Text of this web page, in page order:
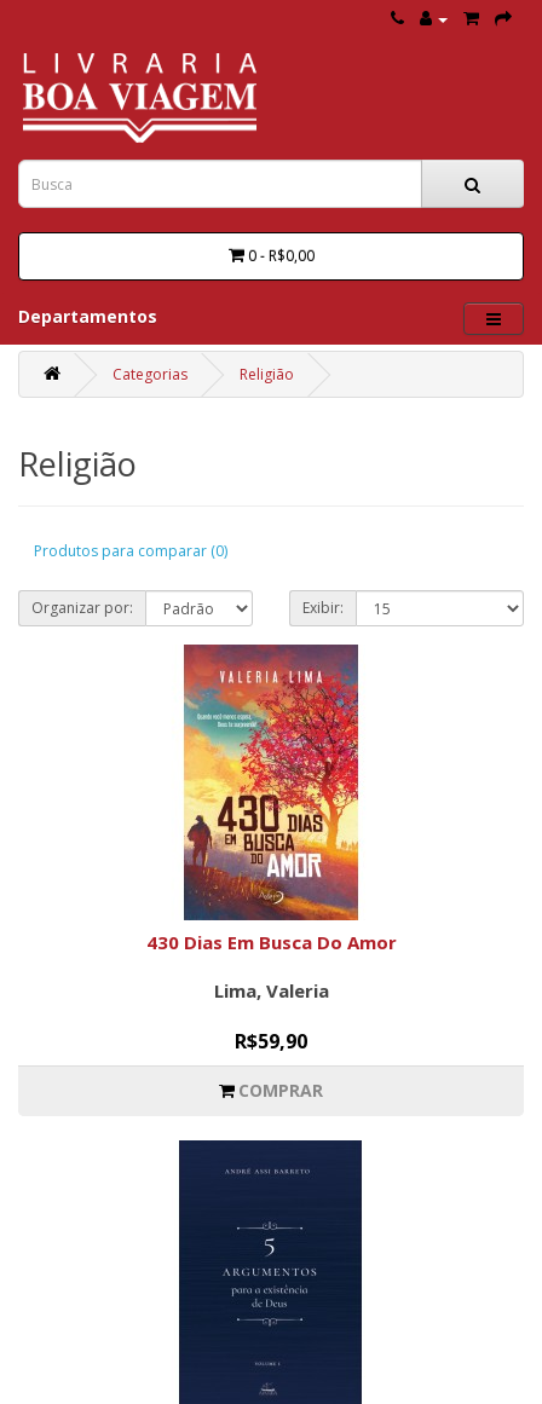
0 - R$0,00
Departamentos
Categorias Religião
Religião
Produtos para comparar (0)
Organizar por: Exibir:
430 Dias Em Busca Do Amor
Lima, Valeria
R$59,90
COMPRAR